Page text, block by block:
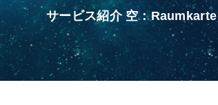
サービス紹介 空：Raumkarte